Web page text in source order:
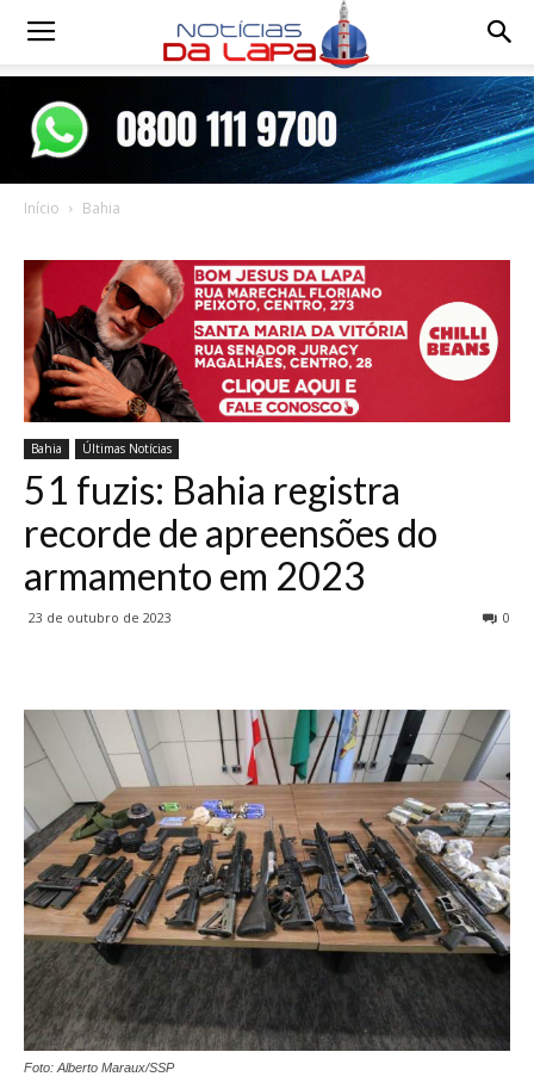
Notícias
Início Bahia
Bahia Últimas Notícias
51 fuzis: Bahia registra
recorde de apreensões do
armamento em 2023
23 de outubro de 2023 0
Foto: Alberto Maraux/SSP